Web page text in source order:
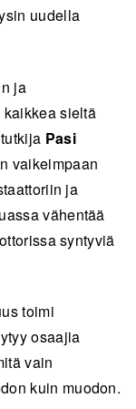
uudella
ja
sieltä
Pasi
vaikeimpaan
ja
vähentää
syntyviä
toimi
osaajia
vain
kuin muodon.